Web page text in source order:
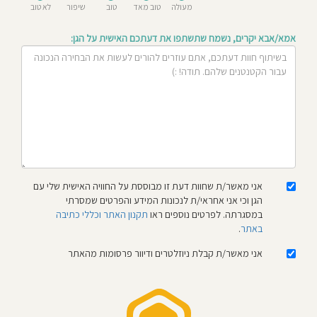
מעולה טוב מאד טוב
שיפור
לא טוב
אמא/אבא יקרים, נשמח שתשתפו את דעתכם האישית על הגן:
אני מאשר/ת שחוות דעת זו מבוססת על החוויה האישית שלי עם
הגן וכי אני אחראי/ת לנכונות המידע והפרטים שמסרתי
במסגרתה. לפרטים נוספים ראו תקנון האתר וכללי כתיבה
באתר.
אני מאשר/ת קבלת ניוזלטרים ודיוור פרסומות מהאתר